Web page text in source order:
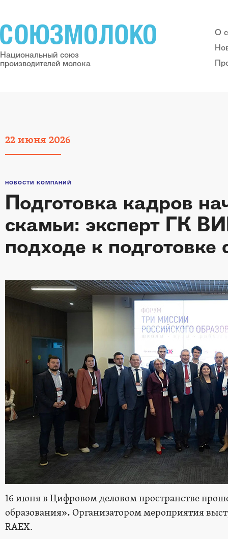
Национальный союз
производителей молока
О
22июня 2026
НОВОСТИ КОМПАНИЙ
Подготовка кадров
скамьи: эксперт ГК
подходе к
16 июня в Цифровом деловом пространстве
образования».Организатором мероприятия
RAEX.